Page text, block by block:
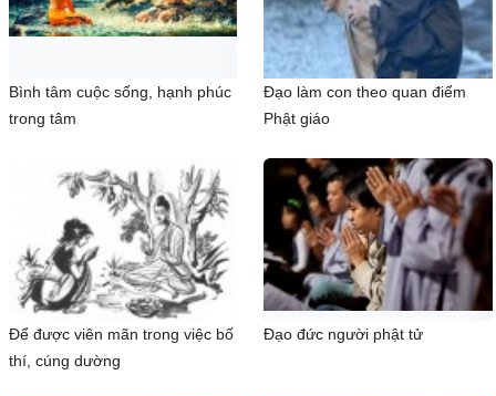
Bình tâm cuộc sống, hạnh phúc
trong tâm
Đạo làm con theo quan điểm
Phật giáo
Để được viên mãn trong việc bố
thí, cúng dường
Đạo đức người phật tử